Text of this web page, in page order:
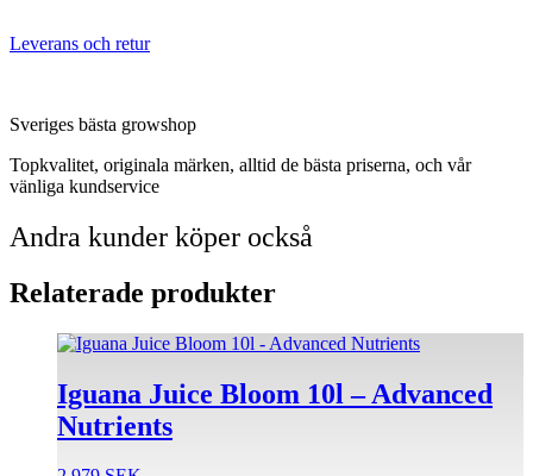
Leverans och retur
Sveriges bästa growshop
Topkvalitet, originala märken, alltid de bästa priserna, och vår
vänliga kundservice
Andra kunder köper också
Relaterade produkter
Iguana Juice Bloom 10l – Advanced
Nutrients